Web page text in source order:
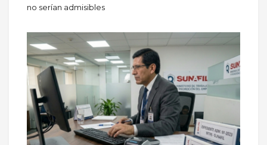
no serían admisibles